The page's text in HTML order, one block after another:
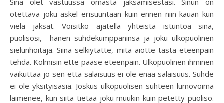
Sinä olet vastuussa omasta jaksamisestasi. Sinun on
otettava joku askel erisuuntaan kuin ennen niin kauan kun
vielä jaksat. Voisitko ajatella yhteistä istuntoa sinä,
puolisosi, hänen suhdekumppaninsa ja joku ulkopuolinen
sielunhoitaja. Siinä selkiytätte, mitä aiotte tästä eteenpäin
tehdä. Kolmisin ette pääse eteenpäin. Ulkopuolinen ihminen
vaikuttaa jo sen että salaisuus ei ole enää salaisuus. Suhde
ei ole yksityisasia. Joskus ulkopuolisen suhteen lumovoima
laimenee, kun siitä tietää joku muukin kuin petetty puoliso.